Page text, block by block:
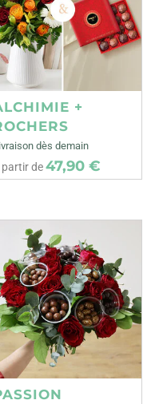
+
dès demain
partir de47,90 €